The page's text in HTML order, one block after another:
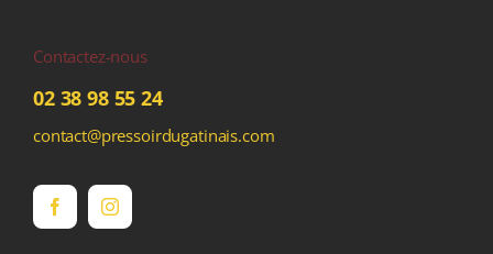
Contactez-nous
02 38 98 55 24
contact@pressoirdugatinais.com